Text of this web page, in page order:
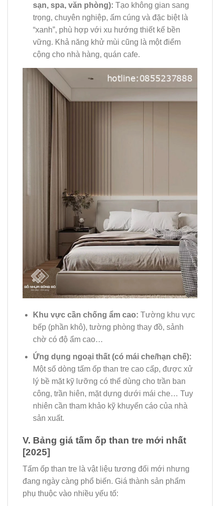
sạn, spa, văn phòng): Tạo không gian sang
trọng, chuyên nghiệp, ấm cúng và đặc biệt là
“xanh”, phù hợp với xu hướng thiết kế bền
vững. Khả năng khử mùi cũng là một điểm
cộng cho nhà hàng, quán cafe.
Khu vực cần chống ẩm cao: Tường khu vực
bếp (phần khô), tường phòng thay đồ, sảnh
chờ có độ ẩm cao…
Ứng dụng ngoại thất (có mái che/hạn chế):
Một số dòng tấm ốp than tre cao cấp, được xử
lý bề mặt kỹ lưỡng có thể dùng cho trần ban
công, trần hiên, mặt dựng dưới mái che… Tuy
nhiên cần tham khảo kỹ khuyến cáo của nhà
sản xuất.
V. Bảng giá tấm ốp than tre mới nhất
[2025]
Tấm ốp than tre là vật liệu tương đối mới nhưng
đang ngày càng phổ biến. Giá thành sản phẩm
phụ thuộc vào nhiều yếu tố: